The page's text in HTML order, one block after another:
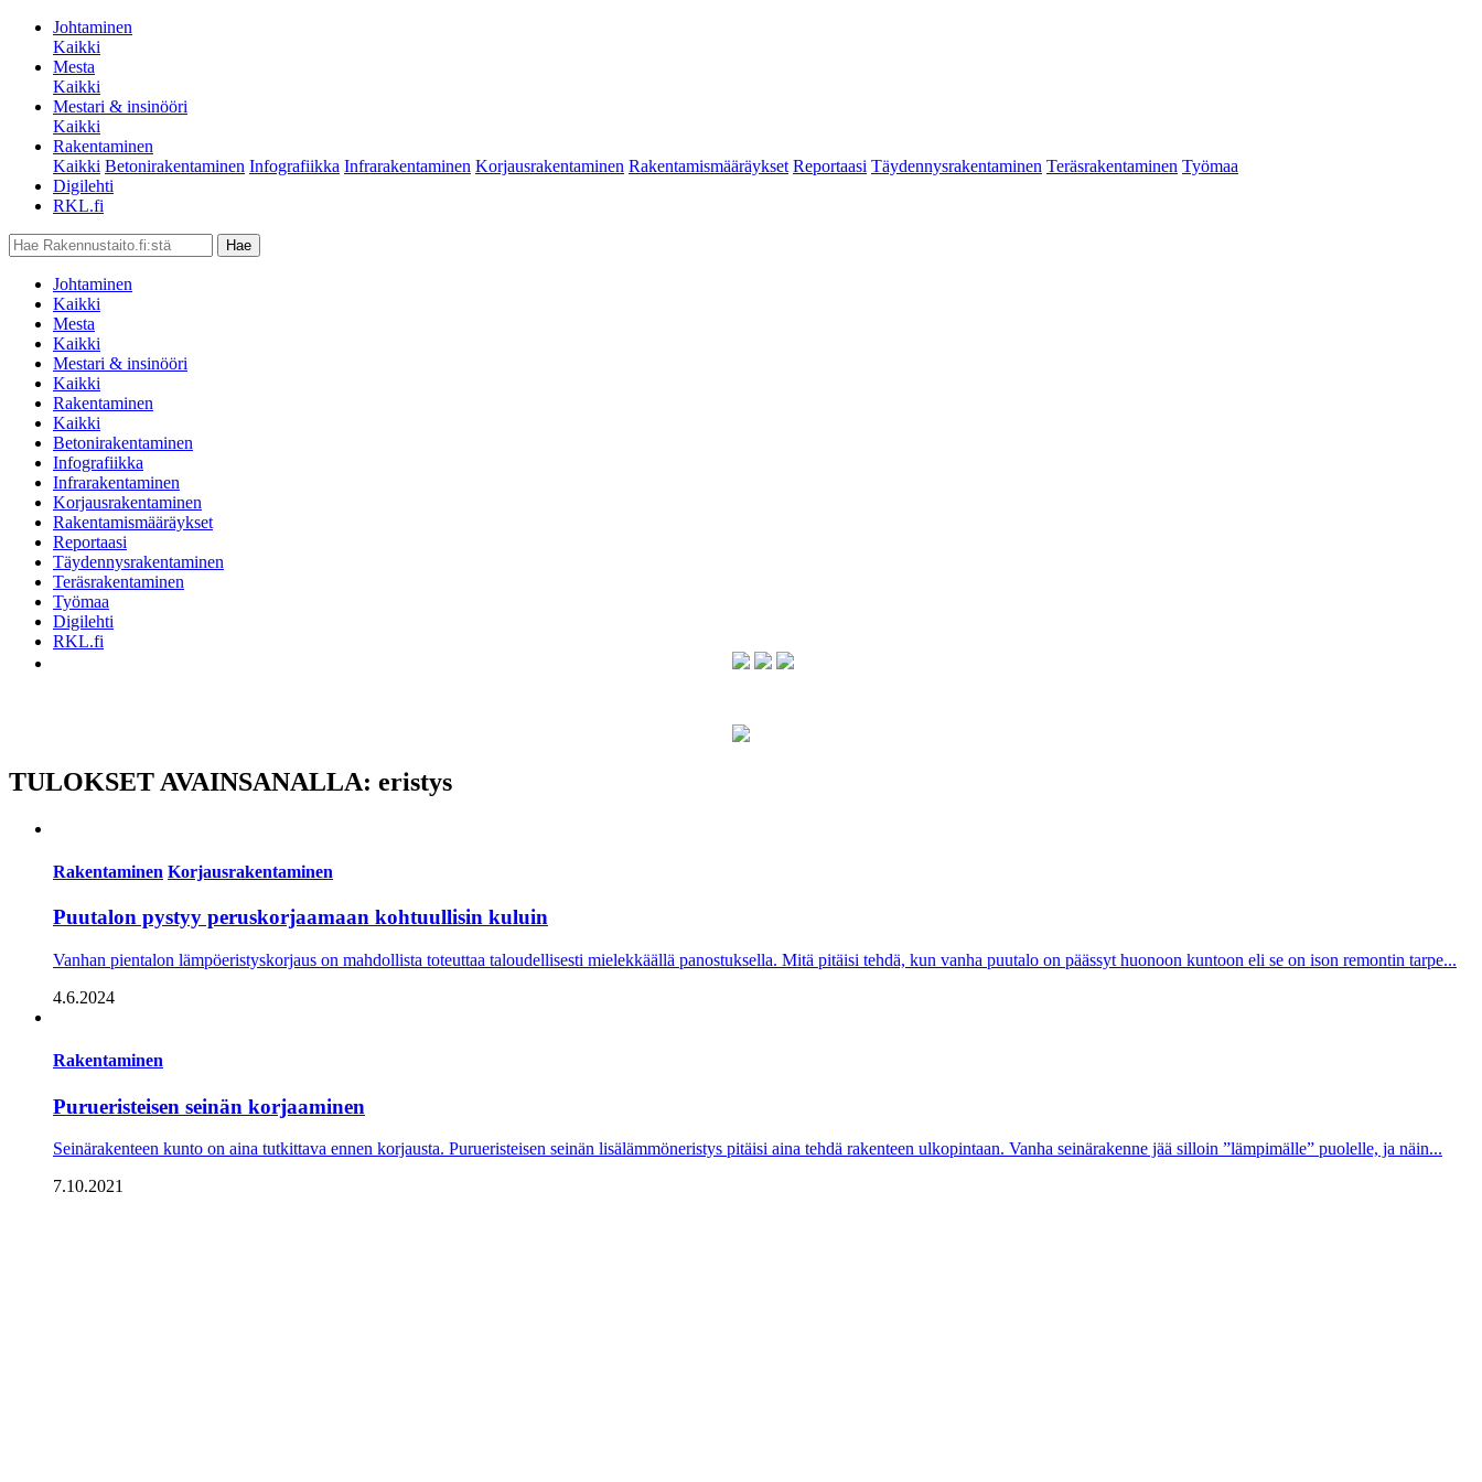
Johtaminen
Kaikki
Mesta
Kaikki
Mestari & insinööri
Kaikki
Rakentaminen
Kaikki Betonirakentaminen Infografiikka Infrarakentaminen Korjausrakentaminen Rakentamismääräykset Reportaasi Täydennysrakentaminen Teräsrakentaminen Työmaa
Digilehti
RKL.fi
Johtaminen
Kaikki
Mesta
Kaikki
Mestari & insinööri
Kaikki
Rakentaminen
Kaikki
Betonirakentaminen
Infografiikka
Infrarakentaminen
Korjausrakentaminen
Rakentamismääräykset
Reportaasi
Täydennysrakentaminen
Teräsrakentaminen
Työmaa
Digilehti
RKL.fi
TULOKSET AVAINSANALLA: eristys
Rakentaminen Korjausrakentaminen
Puutalon pystyy peruskorjaamaan kohtuullisin kuluin
Vanhan pientalon lämpöeristyskorjaus on mahdollista toteuttaa taloudellisesti mielekkäällä panostuksella. Mitä pitäisi tehdä, kun vanha puutalo on päässyt huonoon kuntoon eli se on ison remontin tarpe...
4.6.2024
Rakentaminen
Purueristeisen seinän korjaaminen
Seinärakenteen kunto on aina tutkittava ennen korjausta. Purueristeisen seinän lisälämmöneristys pitäisi aina tehdä rakenteen ulkopintaan. Vanha seinärakenne jää silloin ”lämpimälle” puolelle, ja näin...
7.10.2021